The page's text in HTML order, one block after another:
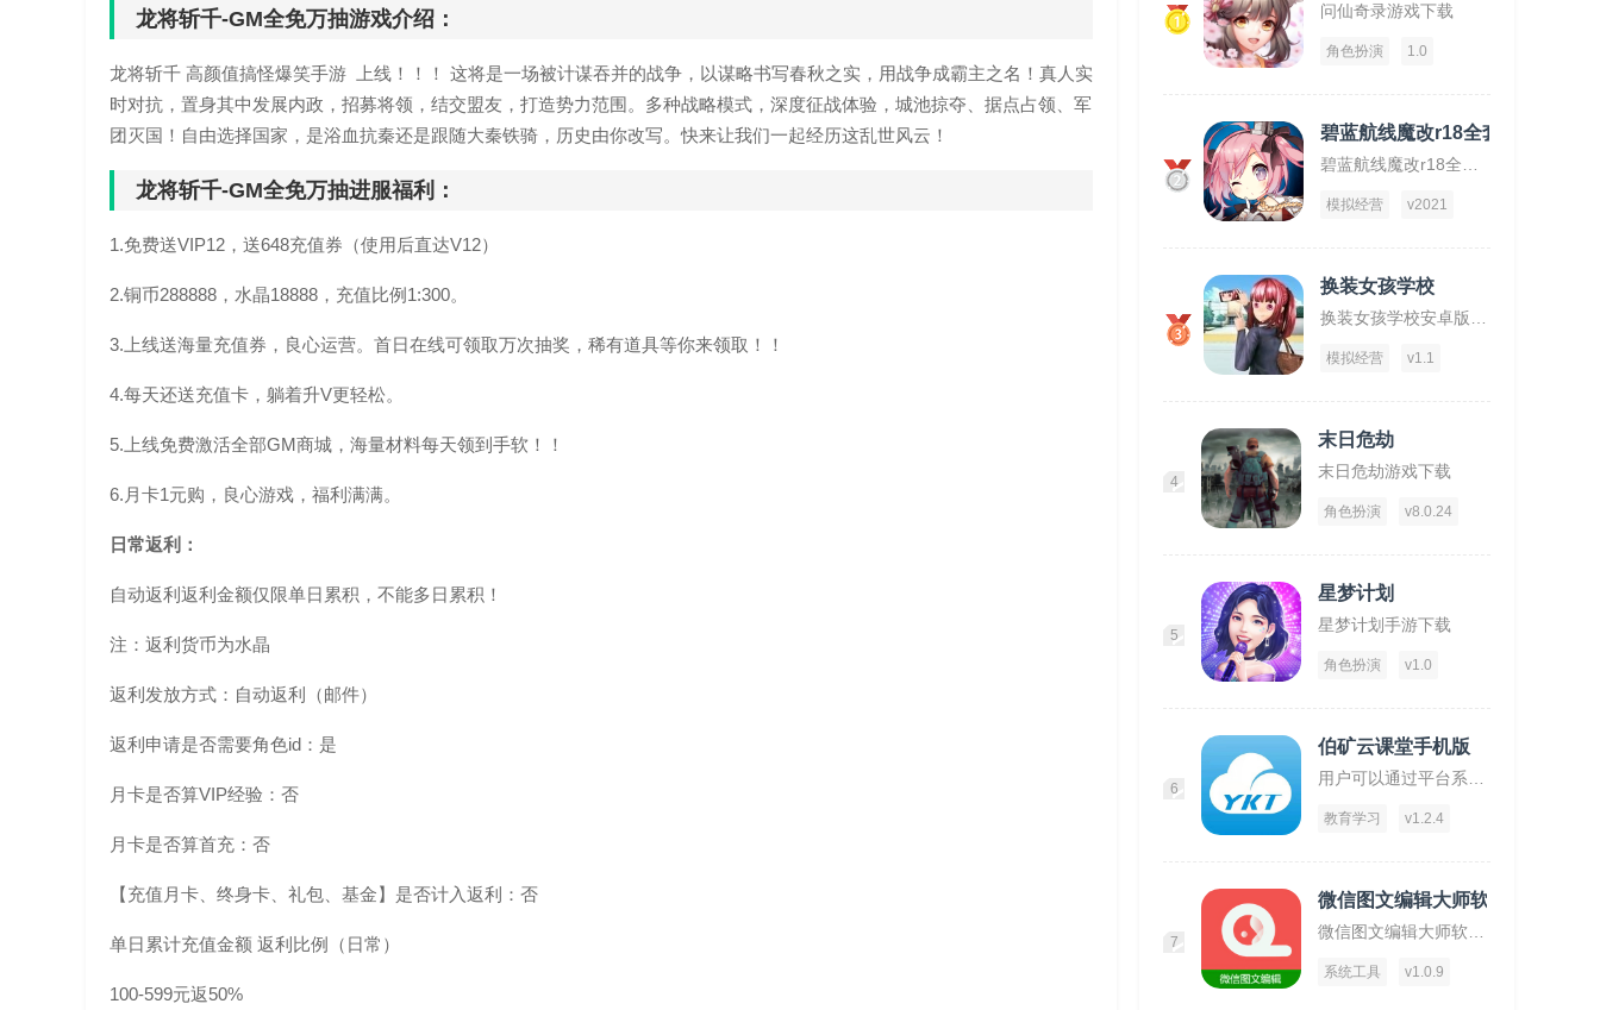
龙将斩千-GM全免万抽游戏介绍：
龙将斩千 高颜值搞怪爆笑手游 上线！！！ 这将是一场被计谋吞并的战争，以谋略书写春秋之实，用战争成霸主之名！真人实
时对抗，置身其中发展内政，招募将领，结交盟友，打造势力范围。多种战略模式，深度征战体验，城池掠夺、据点占领、军
团灭国！自由选择国家，是浴血抗秦还是跟随大秦铁骑，历史由你改写。快来让我们一起经历这乱世风云！
龙将斩千-GM全免万抽进服福利：
1.免费送VIP12，送648充值券（使用后直达V12）
2.铜币288888，水晶18888，充值比例1:300。
3.上线送海量充值券，良心运营。首日在线可领取万次抽奖，稀有道具等你来领取！！
4.每天还送充值卡，躺着升V更轻松。
5.上线免费激活全部GM商城，海量材料每天领到手软！！
6.月卡1元购，良心游戏，福利满满。
日常返利：
自动返利返利金额仅限单日累积，不能多日累积！
注：返利货币为水晶
返利发放方式：自动返利（邮件）
返利申请是否需要角色id：是
月卡是否算VIP经验：否
月卡是否算首充：否
【充值月卡、终身卡、礼包、基金】是否计入返利：否
单日累计充值金额 返利比例（日常）
100-599元返50%
1 问仙奇录游戏下载
角色扮演 1.0
2
碧蓝航线魔改r18全套补丁破解版
模拟经营 v2021
3
换装女孩学校
模拟经营 v1.1
4
末日危劫
末日危劫游戏下载
角色扮演 v8.0.24
5
星梦计划
星梦计划手游下载
角色扮演 v1.0
6
伯矿云课堂手机版
教育学习 v1.2.4
7
微信图文编辑大师软件
系统工具 v1.0.9